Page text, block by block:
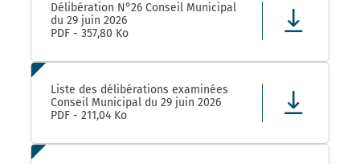
Délibération N°26 Conseil Municipal
du 29 juin 2026
PDF - 357,80 Ko
Liste des délibérations examinées
Conseil Municipal du 29 juin 2026
PDF - 211,04 Ko